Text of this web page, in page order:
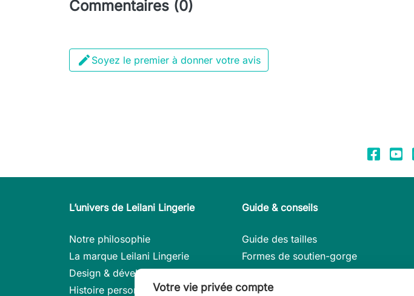
Commentaires (0)
 Soyez le premier à donner votre avis
L’univers de Leilani Lingerie
Notre philosophie
La marque Leilani Lingerie
Design & développement
Histoire personnel
Guide & conseils
Guide des tailles
Formes de soutien-gorge
Conseils d’entretien
Modèles en détail
Votre vie privée compte